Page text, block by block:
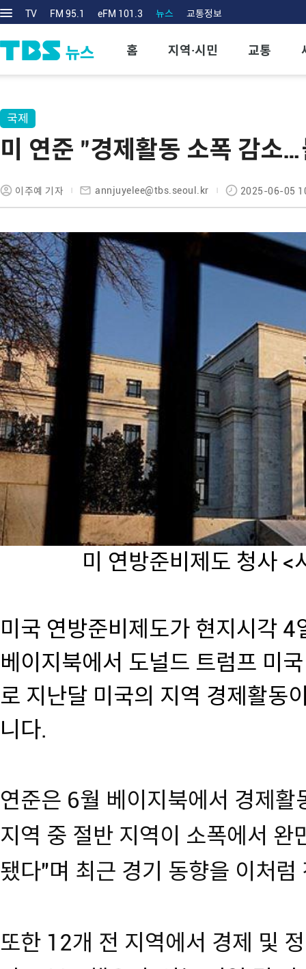
TV FM 95.1 eFM 101.3 뉴스 교통정보
홈 지역·시민 교통
국제
미 연준 "경제활동 소폭 감소
이주예 기자 annjuyelee@tbs.seoul.kr 2025-06-05
미 연방준비제도 청사
미국 연방준비제도가 현지시각
베이지북에서 도널드 트럼프 미
로 지난달 미국의 지역 경제활동
니다.
연준은 6월 베이지북에서 경제
지역 중 절반 지역이 소폭에서 완
됐다"며 최근 경기 동향을 이처럼
또한 12개 전 지역에서 경제 및